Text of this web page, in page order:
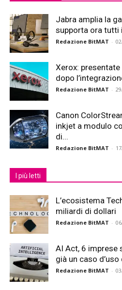
Jabra amplia la
supporta ora tutti
Redazione BitMAT -
Xerox:
dopo
Redazione BitMAT -
Canon
inkjet a modulo
di...
Redazione BitMAT -
I più letti
L’ecosistema
miliardi di dollari
Redazione BitMAT -
AI Act, 6 imprese
già un caso
Redazione BitMAT -